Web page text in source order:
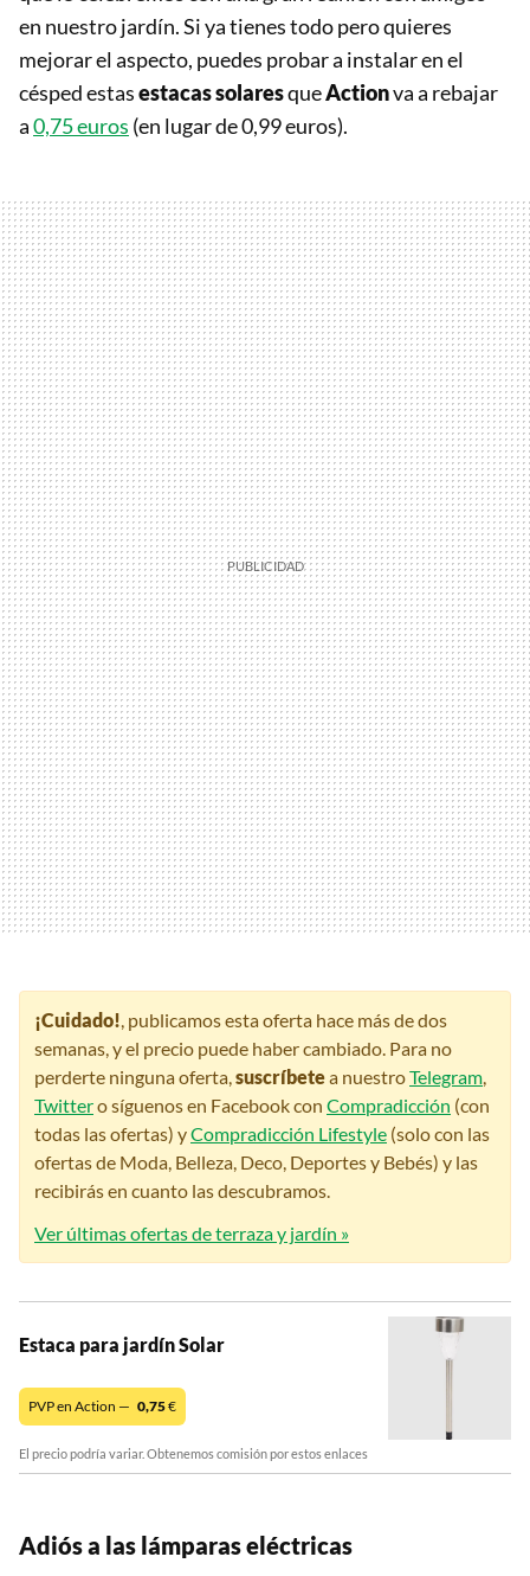
en nuestro jardín. Si ya tienes todo pero quieres
mejorar el aspecto, puedes probar a instalar en el
césped estasestacas solaresqueActionva a rebajar
a0,75 euros (en lugar de 0,99 euros).
¡Cuidado!, publicamos esta oferta hace más de dos
semanas, y el precio puede haber cambiado. Para no
perderte ninguna oferta,suscríbetea nuestroTelegram,
Twittero síguenos en Facebook con Compradicción (con
todas las ofertas) yCompradicción Lifestyle (solo con las
ofertas de Moda, Belleza, Deco, Deportes y Bebés) y las
recibirás en cuanto las descubramos.
Ver últimas ofertas de terraza y jardín »
Estaca para jardín Solar
PVP en Action — 0,75€
El precio podría variar. Obtenemos comisión por estos enlaces
Adiós a las lámparas eléctricas